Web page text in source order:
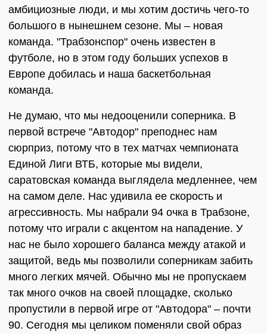
амбициозные люди, и мы хотим достичь чего-то
большого в нынешнем сезоне. Мы – новая
команда. "Трабзонспор" очень известен в
футболе, но в этом году больших успехов в
Европе добилась и наша баскетбольная
команда.
Не думаю, что мы недооценили соперника. В
первой встрече "Автодор" преподнес нам
сюрприз, потому что в тех матчах чемпионата
Единой Лиги ВТБ, которые мы видели,
саратовская команда выглядела медленнее, чем
на самом деле. Нас удивила ее скорость и
агрессивность. Мы набрали 94 очка в Трабзоне,
потому что играли с акцентом на нападение. У
нас не было хорошего баланса между атакой и
защитой, ведь мы позволили соперникам забить
много легких мячей. Обычно мы не пропускаем
так много очков на своей площадке, сколько
пропустили в первой игре от "Автодора" – почти
90. Сегодня мы целиком поменяли свой образ